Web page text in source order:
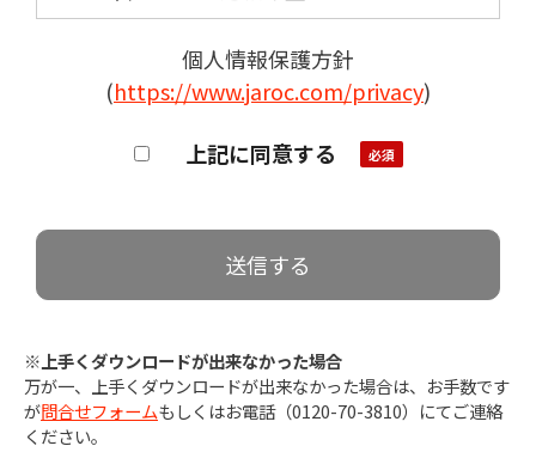
個人情報保護方針
(https://www.jaroc.com/privacy)
上記に同意する
※上手くダウンロードが出来なかった場合
万が一、上手くダウンロードが出来なかった場合は、お手数です
が問合せフォームもしくはお電話（0120-70-3810）にてご連絡
ください。